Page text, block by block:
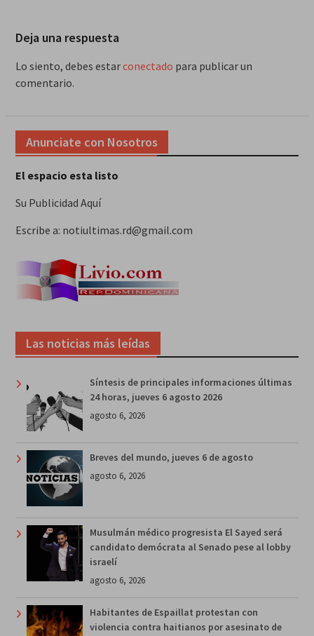
Deja una respuesta
Lo siento, debes estarconectado para publicar un
comentario.
Anunciate con Nosotros
El espacio esta listo
Su Publicidad Aquí
Escribe a: notiultimas.rd@gmail.com
Las noticias más leídas
Síntesis de principales informaciones últimas
24 horas, jueves 6 agosto 2026
agosto 6, 2026
Breves del mundo, jueves 6 de agosto
agosto 6, 2026
Musulmán médico progresista El Sayed será
candidato demócrata al Senado pese al lobby
israelí
agosto 6, 2026
Habitantes de Espaillat protestan con
violencia contra haitianos por asesinato de